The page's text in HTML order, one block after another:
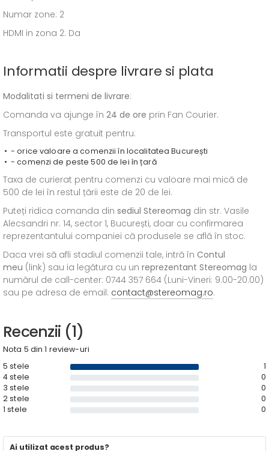
Numar zone: 2
HDMI in zona 2: Da
Informatii despre livrare si plata
Modalitati si termeni de livrare:
Comanda va ajunge în 24 de ore prin Fan Courier.
Transportul este gratuit pentru:
- orice valoare a comenzii în localitatea București
- comenzi de peste 500 de lei în țară
Taxa de curierat pentru comenzi cu valoare mai mică de
500 de lei în restul țării este de 20 de lei.
Puteți ridica comanda din sediul Stereomag din str. Vasile
Alecsandri nr. 14, sector 1, București, doar cu confirmarea
reprezentantului companiei că produsele se află în stoc.
Daca vrei să afli stadiul comenzii tale, intră în Contul
meu (link) sau ia legătura cu un reprezentant Stereomag la
numărul de call-center: 0744 357 664 (Luni-Vineri: 9.00-20.00)
sau pe adresa de email: contact@stereomag.ro.
Recenzii (1)
Nota 5 din 1 review-uri
5 stele
1
4 stele
0
3 stele
0
2 stele
0
1 stele
0
Ai utilizat acest produs?